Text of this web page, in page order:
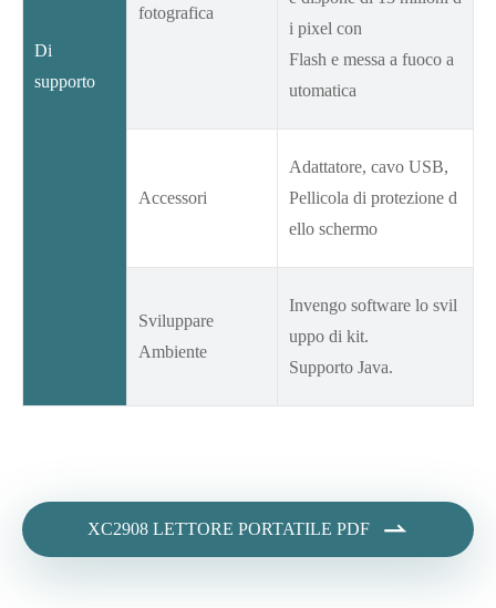
Di
supporto
fotografica
i pixel con
Flash e messa a fuoco a
utomatica
Accessori
Adattatore, cavo USB,
Pellicola di protezione d
ello schermo
Sviluppare
Ambiente
Invengo software lo svil
uppo di kit.
Supporto Java.
XC2908 LETTORE PORTATILE PDF 